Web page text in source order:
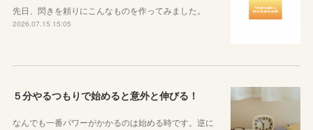
先日、閃きを頼りにこんなものを作ってみました。
2026.07.15 15:05
５分やるつもりで始めると意外と伸びる！
なんでも一番パワーがかかるのは始める時です。逆に